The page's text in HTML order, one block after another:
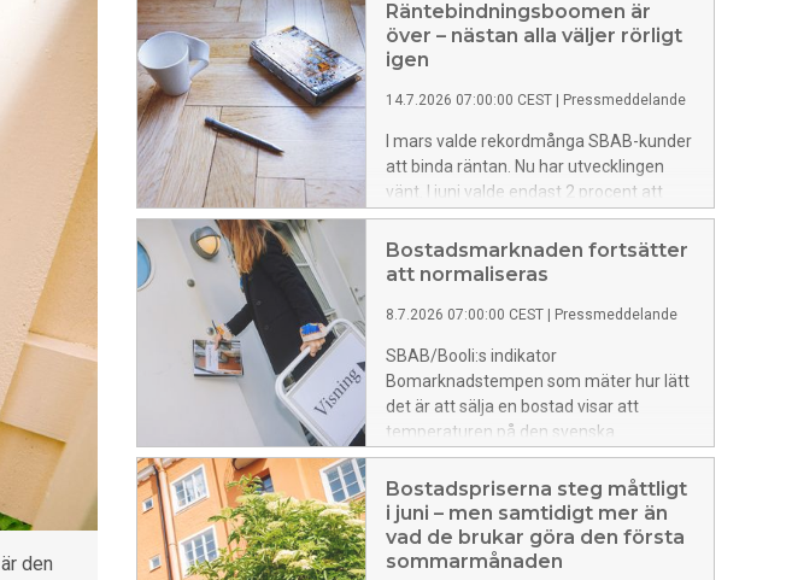
den
lägenhetspriserna tillbaka med 7,1
procent – en anmärkningsvärt stor
i fem av sex regioner och huspriserna i
fyra av sex. Prisfallet för lägenheter var
klart större än vad som är normalt för
semestermånaden juli. Detta visar SBAB
Booli Housing Price Index (HPI).
Räntebindningsboomen är
över – nästan alla väljer rörligt
igen
14.7.2026 07:00:00 CEST Pressmeddelande
I mars valde rekordmånga SBAB-kunder
att binda räntan. Nu har utvecklingen
vänt. I juni valde endast 2 procent att
binda hela eller en del av sina lån.
Förklaringen till förändringen är
sannolikt att hushållens ränteoro
sett dyrare att binda räntan.
Bostadsmarknaden fortsätter
att normaliseras
8.7.2026 07:00:00 CEST Pressmeddelande
SBAB/Booli:s indikator
Bomarknadstempen som mäter hur lätt
det är att sälja en bostad visar att
temperaturen på den svenska
bostadsmarknaden som helhet
fortsatte att stiga i juni. Ökningen gäller
både för hus och lägenheter.
Husmarknaden har nästan uppnått
normal temperatur medan
Bostadspriserna steg måttligt
i juni – men samtidigt mer än
vad de brukar göra den första
sommarmånaden